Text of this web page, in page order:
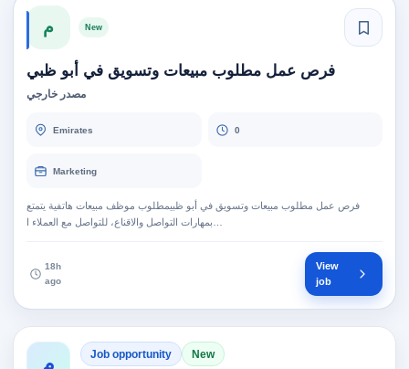
م New
فرص عمل مطلوب مبيعات وتسويق في أبو ظبي
مصدر خارجي
Emirates 0
Marketing
فرص عمل مطلوب مبيعات وتسويق في أبو ظبيمطلوب موظف مبيعات هاتفية يتمتع
18h
ago
View
job
م Job opportunity New